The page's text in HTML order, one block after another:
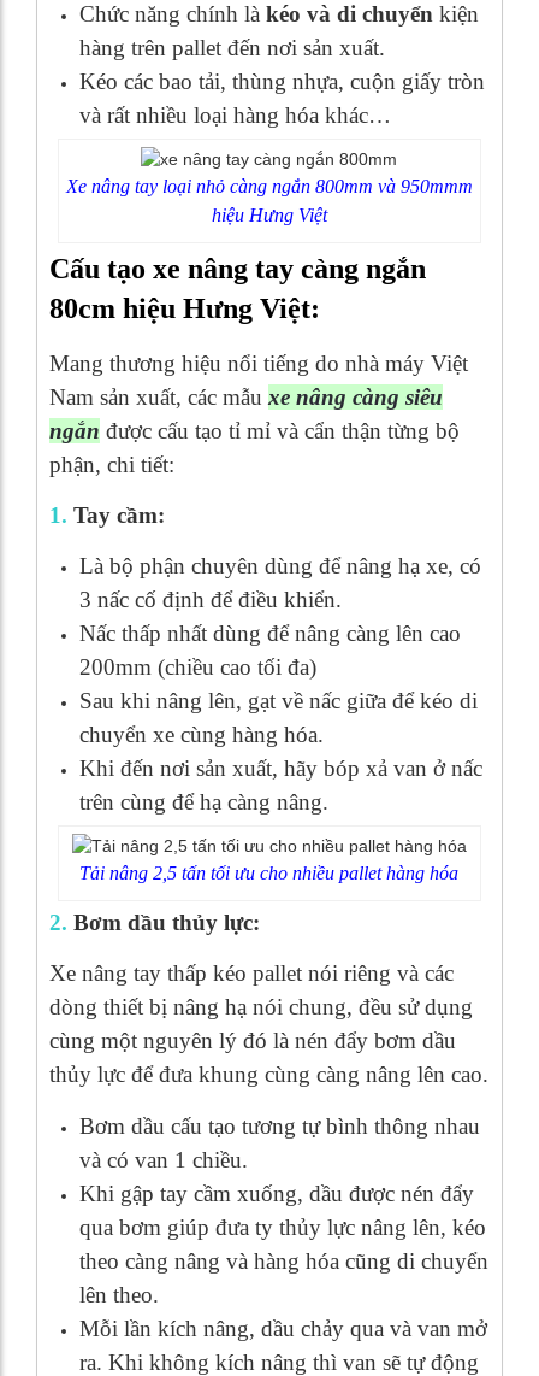
Chức năng chính là kéo và di chuyển kiện
hàng trên pallet đến nơi sản xuất.
Kéo các bao tải, thùng nhựa, cuộn giấy tròn
và rất nhiều loại hàng hóa khác…
Xe nâng tay loại nhỏ càng ngắn 800mm và 950mmm
hiệu Hưng Việt
Cấu tạo xe nâng tay càng ngắn
80cm hiệu Hưng Việt:
Mang thương hiệu nổi tiếng do nhà máy Việt
Nam sản xuất, các mẫu xe nâng càng siêu
ngắn được cấu tạo tỉ mỉ và cẩn thận từng bộ
phận, chi tiết:
1. Tay cầm:
Là bộ phận chuyên dùng để nâng hạ xe, có
3 nấc cố định để điều khiển.
Nấc thấp nhất dùng để nâng càng lên cao
200mm (chiều cao tối đa)
Sau khi nâng lên, gạt về nấc giữa để kéo di
chuyển xe cùng hàng hóa.
Khi đến nơi sản xuất, hãy bóp xả van ở nấc
trên cùng để hạ càng nâng.
Tải nâng 2,5 tấn tối ưu cho nhiều pallet hàng hóa
2. Bơm dầu thủy lực:
Xe nâng tay thấp kéo pallet nói riêng và các
dòng thiết bị nâng hạ nói chung, đều sử dụng
cùng một nguyên lý đó là nén đẩy bơm dầu
thủy lực để đưa khung cùng càng nâng lên cao.
Bơm dầu cấu tạo tương tự bình thông nhau
và có van 1 chiều.
Khi gập tay cầm xuống, dầu được nén đẩy
qua bơm giúp đưa ty thủy lực nâng lên, kéo
theo càng nâng và hàng hóa cũng di chuyển
lên theo.
Mỗi lần kích nâng, dầu chảy qua và van mở
ra. Khi không kích nâng thì van sẽ tự động